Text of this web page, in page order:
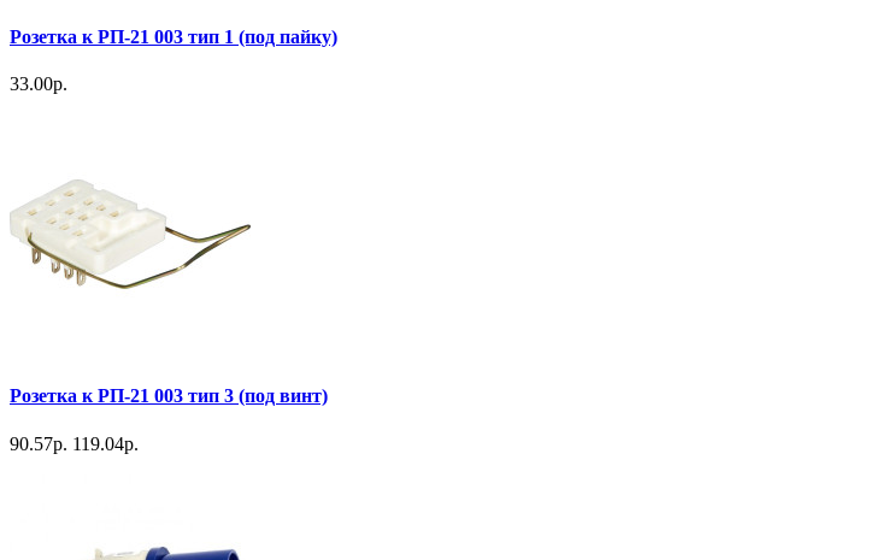
Розетка к РП-21 003 тип 1 (под пайку)
33.00р.
Розетка к РП-21 003 тип 3 (под винт)
90.57р. 119.04р.